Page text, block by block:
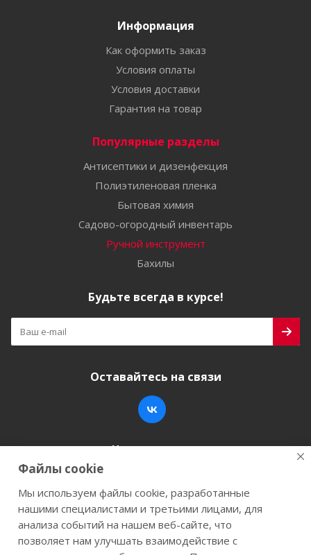
Информация
Как оформить заказ
Условия оплаты
Условия доставки
Гарантия на товар
Популярные разделы
Антисептики и дизенфекция
Полиэтиленовая пленка
Бытовая химия
Садово-огородный инвентарь
Ручной инструмент
Бахилы
Будьте всегда в курсе!
Оставайтесь на связи
Наши контакты
+7 (846) 200-05-15
г. Самара, ул. Заводское шоссе, 17
Файлы cookie
Мы используем файлы cookie, разработанные
нашими специалистами и третьими лицами, для
анализа событий на нашем веб-сайте, что
позволяет нам улучшать взаимодействие с